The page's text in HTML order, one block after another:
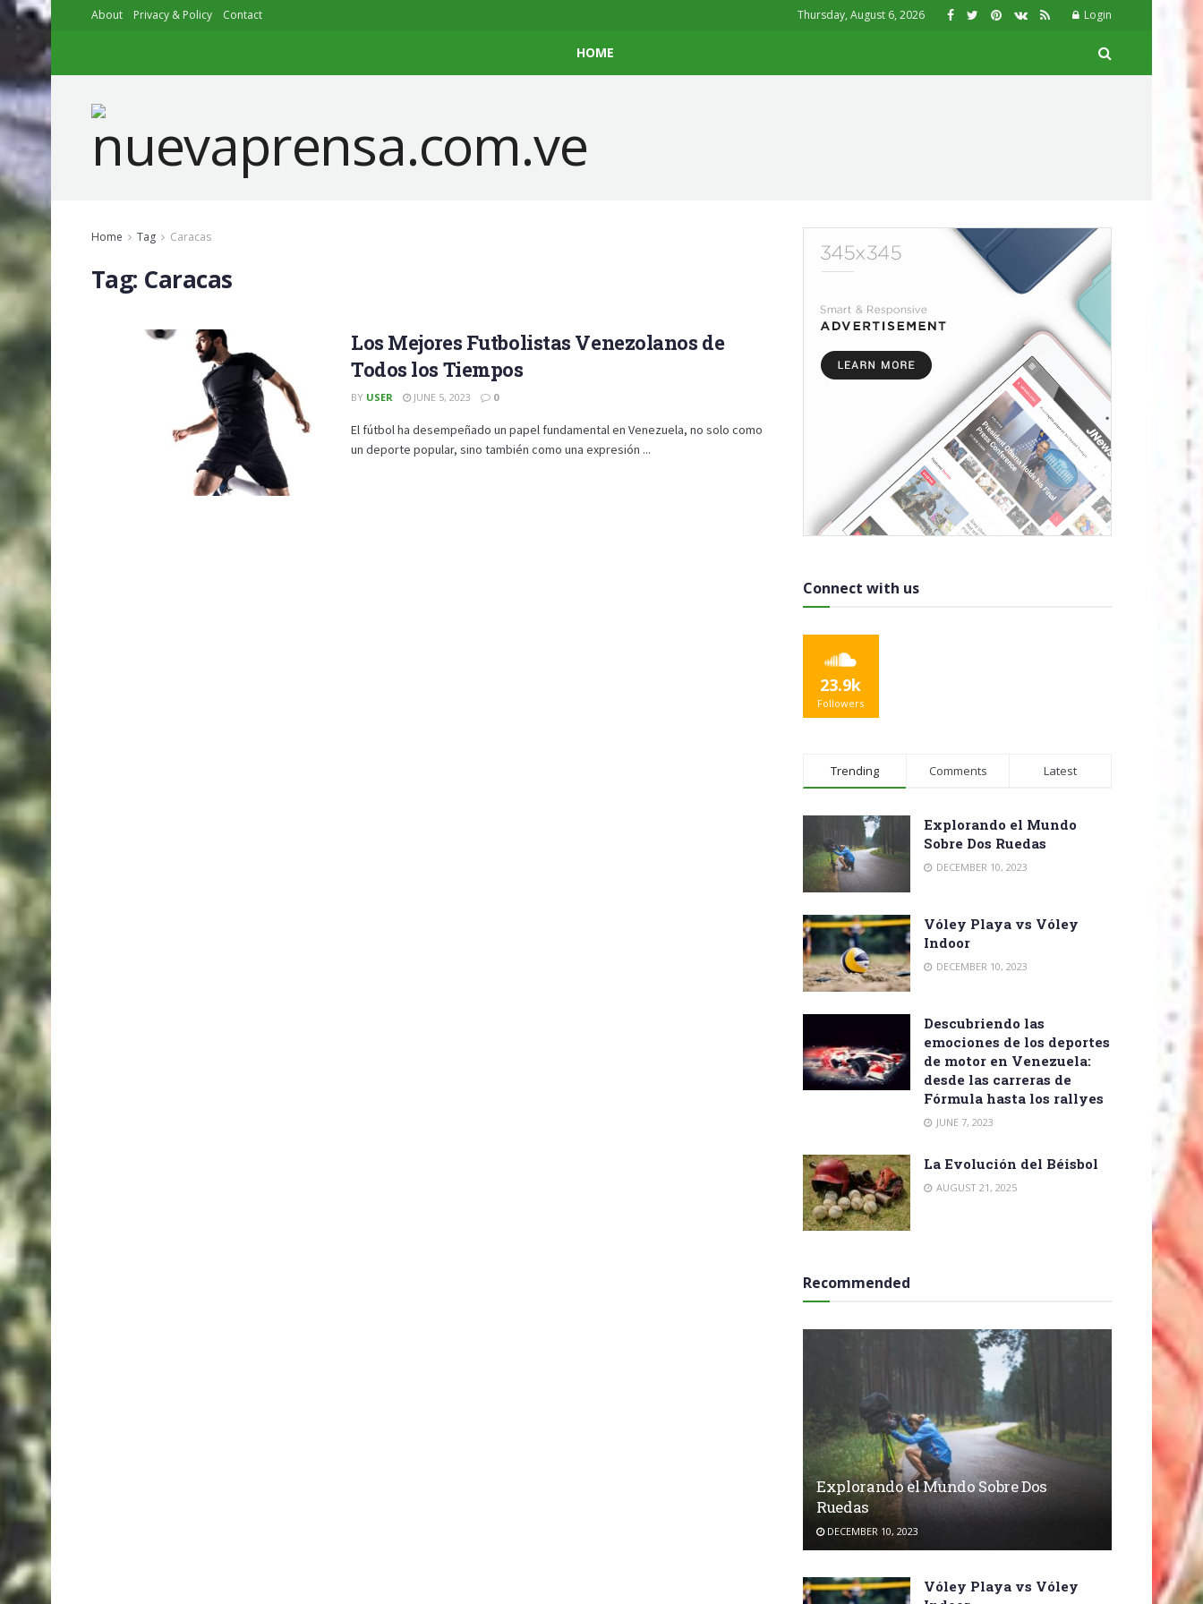
About Privacy & Policy Contact Thursday, August 6, 2026 Login
HOME
Home Tag Caracas
Tag: Caracas
Los Mejores Futbolistas Venezolanos de
Todos los Tiempos
BY USER JUNE 5, 2023 0
El fútbol ha desempeñado un papel fundamental en Venezuela, no solo como
un deporte popular, sino también como una expresión ...
Connect with us
23.9k
Followers
Trending Comments Latest
Explorando el Mundo
Sobre Dos Ruedas
DECEMBER 10, 2023
Vóley Playa vs Vóley
Indoor
DECEMBER 10, 2023
Descubriendo las
emociones de los deportes
de motor en Venezuela:
desde las carreras de
Fórmula hasta los rallyes
JUNE 7, 2023
La Evolución del Béisbol
AUGUST 21, 2025
Recommended
Explorando el Mundo Sobre Dos
Ruedas
DECEMBER 10, 2023
Vóley Playa vs Vóley